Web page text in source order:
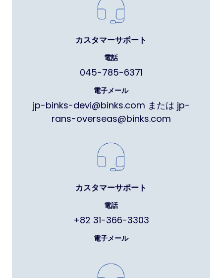
カスタマーサポート
電話
045-785-6371
電子メール
jp-binks-devi@binks.com または jp-
rans-overseas@binks.com
カスタマーサポート
電話
+82 31-366-3303
電子メール